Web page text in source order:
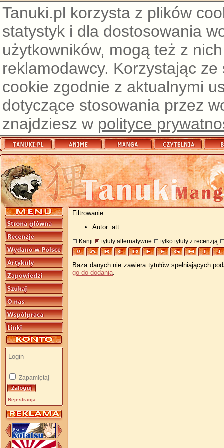
Tanuki.pl korzysta z plików
statystyk i dla dostosowania
użytkowników, mogą też z
reklamodawcy. Korzystając
cookie zgodnie z aktualnymi
dotyczące stosowania przez
znajdziesz w polityce
Zapamiętaj
Rejestracja
Filtrowanie:
Autor: att
Kanji tytuły alternatywne tylko tytuły z recenzją
Baza danych nie zawiera tytułów spełniających
go do dodania.